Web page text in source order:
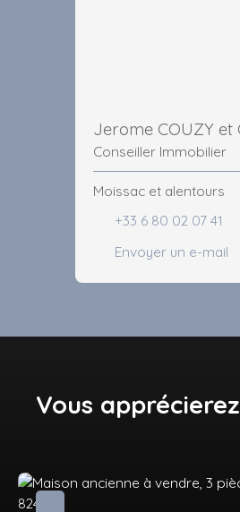
Conseiller Immobilier
Moissac et alentours
+33 6 80 02 07 41
Envoyer un e-mail
Vous apprécierez